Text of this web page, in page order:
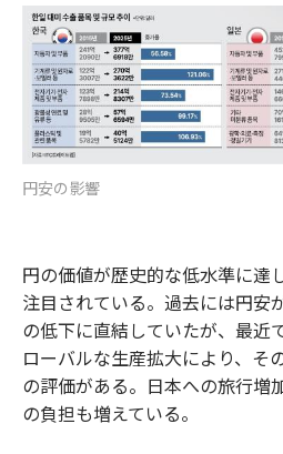
円安の影響
円の価値が歴史的な低水準に達
注目されている。過去には円安
の低下に直結していたが、最近
ローバルな生産拡大により、そ
の評価がある。日本への旅行増
の負担も増えている。